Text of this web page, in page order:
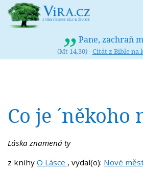
Pane, zachraň
(Mt 14,30) -Citát z Bible na
Co je ´někoho
Láska znamená ty
z knihy O Lásce , vydal(o): Nové